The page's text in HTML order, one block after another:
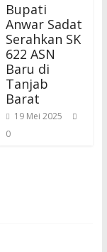
Bupati
Anwar Sadat
Serahkan SK
622 ASN
Baru di
Tanjab
Barat
19 Mei 2025
0